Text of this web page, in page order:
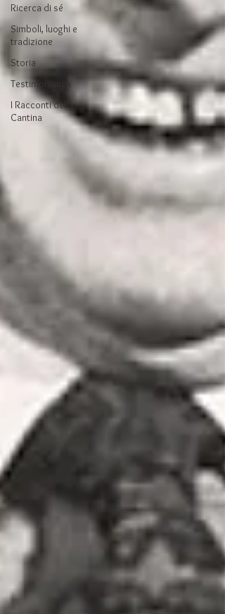
Ricerca di sé
Simboli, luoghi e
tradizione
Storia
Testimonianza
I Racconti della
Cantina